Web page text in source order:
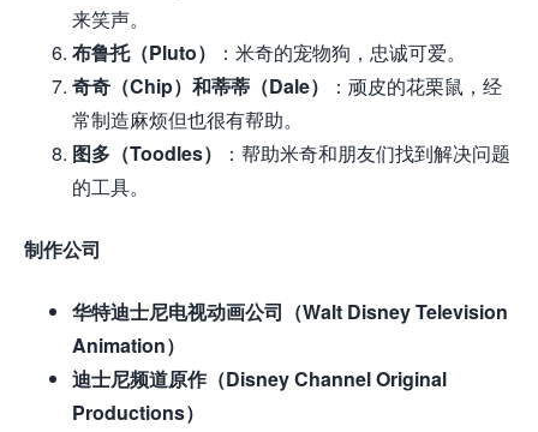
来笑声。
布鲁托（Pluto）
：米奇的宠物狗，忠诚可爱。
奇奇（Chip）和蒂蒂（Dale）
：顽皮的花栗鼠，经
常制造麻烦但也很有帮助。
图多（Toodles）
：帮助米奇和朋友们找到解决问题
的工具。
制作公司
华特迪士尼电视动画公司（Walt Disney Television
Animation）
迪士尼频道原作（Disney Channel Original
Productions）